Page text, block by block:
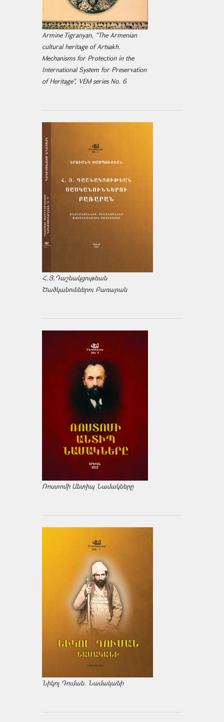
Armine Tigranyan, "The Armenian
cultural heritage of Artsakh.
Mechanisms for Protection in the
International System for Preservation
of Heritage", VEM series No. 6
Հ.Յ.Դաշնակցութեան
Ծածկանուններու Բառարան
Ռոստոմի Անտիպ Նամակները
Նիկոլ Դուման. Նամականի